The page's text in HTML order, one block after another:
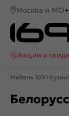
Москва и МО
Акции и
Мебель 169 Кухни